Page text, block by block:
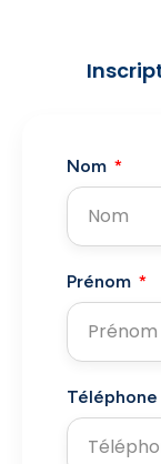
Nom
Prénom
Téléphone